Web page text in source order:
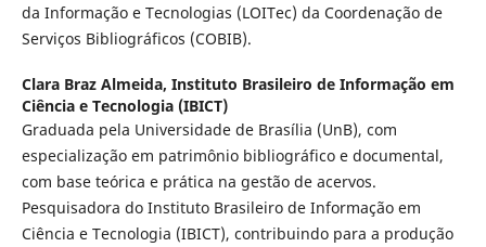
da Informação e Tecnologias (LOITec) da Coordenação de
Serviços Bibliográficos (COBIB).
Clara Braz Almeida, Instituto Brasileiro de Informação em
Ciência e Tecnologia (IBICT)
Graduada pela Universidade de Brasília (UnB), com
especialização em patrimônio bibliográfico e documental,
com base teórica e prática na gestão de acervos.
Pesquisadora do Instituto Brasileiro de Informação em
Ciência e Tecnologia (IBICT), contribuindo para a produção